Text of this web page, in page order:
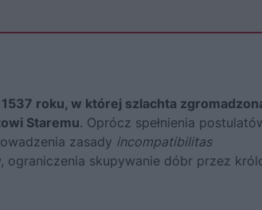
roku, w której szlachta
Staremu. Oprócz spełnienia
zasady incompatibilitas
ograniczenia skupywanie dóbr przez